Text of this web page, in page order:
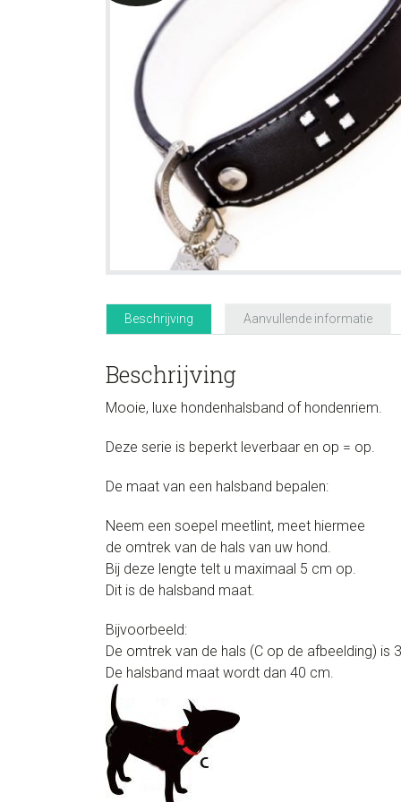
Beschrijving Aanvullende informatie
Beschrijving
Mooie, luxe hondenhalsband of hondenriem.
Deze serie is beperkt leverbaar en op = op.
De maat van een halsband bepalen:
Neem een soepel meetlint, meet hiermee
de omtrek van de hals van uw hond.
Bij deze lengte telt u maximaal 5 cm op.
Dit is de halsband maat.
Bijvoorbeeld:
De omtrek van de hals (C op de afbeelding) is
De halsband maat wordt dan 40 cm.